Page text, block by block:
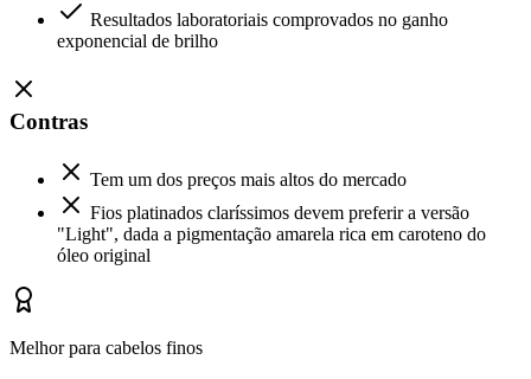
Resultados laboratoriais comprovados no ganho
exponencial de brilho
Contras
Tem um dos preços mais altos do mercado
Fios platinados claríssimos devem preferir a versão
"Light", dada a pigmentação amarela rica em caroteno do
óleo original
Melhor para cabelos finos